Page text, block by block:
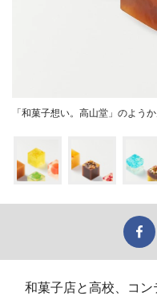
「和菓子想い。高山堂」のよう
和菓子店と高校、コン